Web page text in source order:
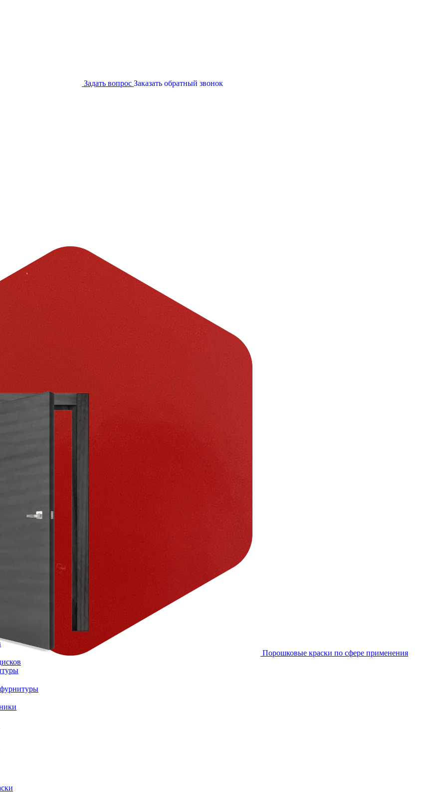
Задать вопрос Заказать обратный звонок
Порошковые краски по сфере применения